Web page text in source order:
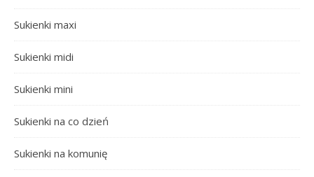
Sukienki maxi
Sukienki midi
Sukienki mini
Sukienki na co dzień
Sukienki na komunię